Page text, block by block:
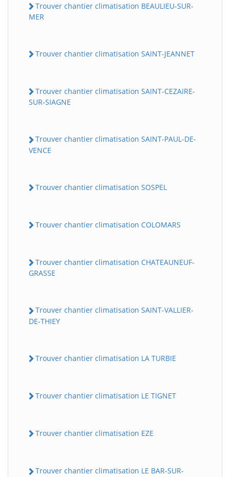
Trouver chantier climatisation BEAULIEU-SUR-
MER
Trouver chantier climatisation SAINT-JEANNET
Trouver chantier climatisation SAINT-CEZAIRE-
SUR-SIAGNE
Trouver chantier climatisation SAINT-PAUL-DE-
VENCE
Trouver chantier climatisation SOSPEL
Trouver chantier climatisation COLOMARS
Trouver chantier climatisation CHATEAUNEUF-
GRASSE
Trouver chantier climatisation SAINT-VALLIER-
DE-THIEY
Trouver chantier climatisation LA TURBIE
Trouver chantier climatisation LE TIGNET
Trouver chantier climatisation EZE
Trouver chantier climatisation LE BAR-SUR-